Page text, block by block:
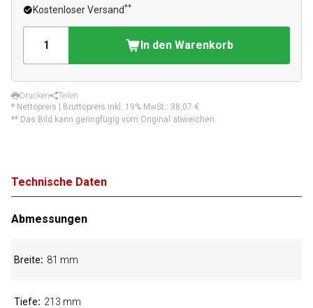
Kostenloser Versand**
In den Warenkorb
Drucken
Teilen
* Nettopreis | Bruttopreis inkl. 19% MwSt.: 38,07 €
** Das Bild kann geringfügig vom Original abweichen.
Technische Daten
Abmessungen
Breite 81 mm
Tiefe 213 mm